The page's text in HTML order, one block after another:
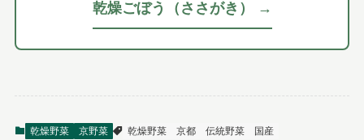
乾燥ごぼう（ささがき） →
乾燥野菜 京野菜 乾燥野菜 京都 伝統野菜 国産